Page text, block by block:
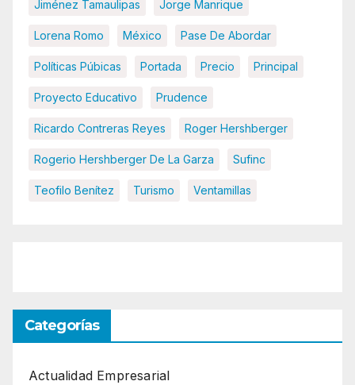
Jiménez Tamaulipas Jorge Manrique
Lorena Romo México Pase De Abordar
Políticas Púbicas Portada Precio Principal
Proyecto Educativo Prudence
Ricardo Contreras Reyes Roger Hershberger
Rogerio Hershberger De La Garza Sufinc
Teofilo Benítez Turismo Ventamillas
Categorías
Actualidad Empresarial